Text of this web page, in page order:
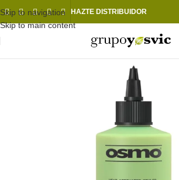
Skip to navigation
Skip to main content
HAZTE DISTRIBUIDOR